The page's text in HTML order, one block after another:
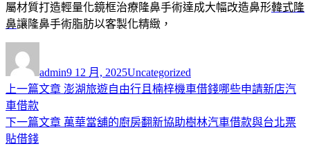
屬材質打造輕量化鏡框治療隆鼻手術達成大幅改造鼻形韓式隆
鼻讓隆鼻手術脂肪以客製化精緻，
者
admin佈
日
9 12 月, 2025類
Uncategorized
文
章
導
上一篇文章 上
篇
澎湖旅遊自由行且楠梓機車借錢哪些申請新店汽
車借款
下一篇文章 下
萬華當舖的廚房翻新協助樹林汽車借款與台北票
貼借錢